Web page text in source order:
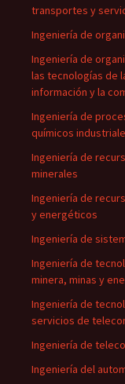
transportes y
Ingeniería de
Ingeniería de
las tecnologías de
información y la
Ingeniería de
químicos
Ingeniería de
minerales
Ingeniería de
y energéticos
Ingeniería de
Ingeniería de
minera, minas y
Ingeniería de
servicios de
Ingeniería de
Ingeniería del